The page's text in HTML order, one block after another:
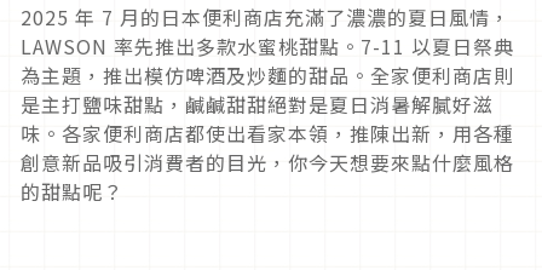
2025 年 7 月的日本便利商店充滿了濃濃的夏日風情，
LAWSON 率先推出多款水蜜桃甜點。7-11 以夏日祭典
為主題，推出模仿啤酒及炒麵的甜品。全家便利商店則
是主打鹽味甜點，鹹鹹甜甜絕對是夏日消暑解膩好滋
味。各家便利商店都使出看家本領，推陳出新，用各種
創意新品吸引消費者的目光，你今天想要來點什麼風格
的甜點呢？